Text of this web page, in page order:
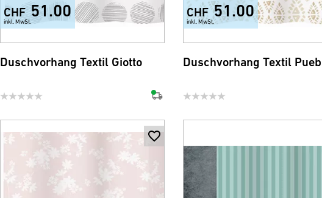
CHF 51.00
inkl. MwSt.
Duschvorhang Textil Giotto
CHF 51.00
inkl. MwSt.
Duschvorhang Textil